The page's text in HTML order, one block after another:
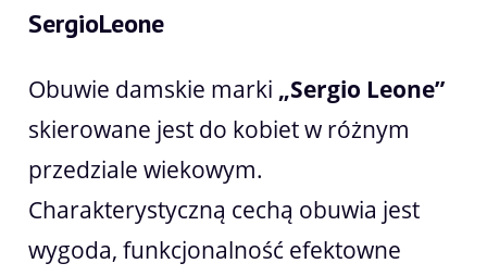
SergioLeone
Obuwie damskie marki „Sergio Leone”
skierowane jest do kobiet w różnym
przedziale wiekowym.
Charakterystyczną cechą obuwia jest
wygoda, funkcjonalność efektowne